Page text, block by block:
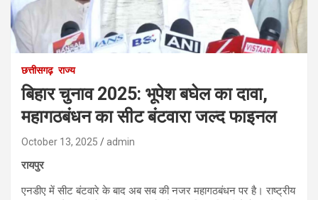
छत्तीसगढ़ राज्य
बिहार चुनाव 2025: भूपेश बघेल का दावा,
महागठबंधन का सीट बंटवारा जल्द फाइनल
October 13, 2025 admin
रायपुर
एनडीए में सीट बंटवारे के बाद अब सब की नजर महागठबंधन पर है। राष्ट्रीय